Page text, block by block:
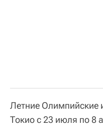
Летние Олимпийские
Токио с 23 июля по 8